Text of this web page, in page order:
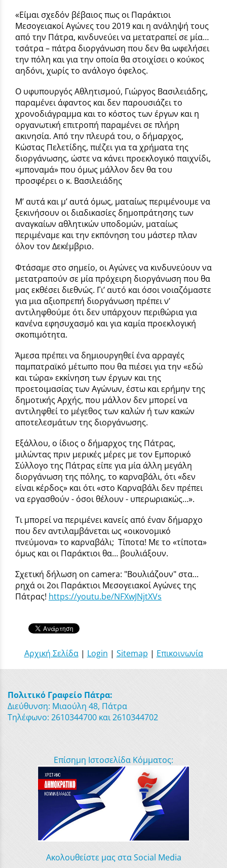
«Είμαι σχεδόν βέβαιος πως οι Παράκτιοι
Μεσογειακοί Αγώνες του 2019 και η ανάληψή τους
από την Πάτρα, κινδυνεύει να μετατραπεί σε μία…
τσάτρα – πάτρα διοργάνωση που δεν θα ωφελήσει
την πόλη και για την οποία θα στοιχίσει ο κούκος
αηδόνι, χωρίς το ανάλογο όφελος.
Ο υφυπουργός Αθλητισμού, Γιώργος Βασιλειάδης,
παραμένει άφαντος και δεν παρουσιάζει το
χρονοδιάγραμμα και το κόστος των έργων και η
οργανωτική επιτροπή παραμένει σε πλήρη
ακινησία. Από την πλευρά του, ο δήμαρχος,
Κώστας Πελετίδης, πιέζει για τα χρήματα της
διοργάνωσης, ώστε να κάνει προεκλογικό παιχνίδι,
«μποναμά» που όμως μάλλον δεν θα του
προσφέρει ο κ. Βασιλειάδης
Μ’ αυτά και μ’ αυτά όμως, ματαίως περιμένουμε να
ξεκινήσουν οι διαδικασίες δημοπράτησης των
αναγκαίων αθλητικών υποδομών, ματαίως
περιμέναμε και την εκπόνηση του μάστερ πλαν
όλον τον Δεκέμβριο.
Φτάσαμε στο σημείο, οι Αγώνες να κινδυνεύουν να
μετατραπούν σε μία πρόχειρη διοργάνωση που θα
μας εκθέσει διεθνώς. Γι’ αυτό και όσοι νοιαζόμαστε
για μια αξιοπρεπή διοργάνωση πρέπει ν’
αντιληφθούμε ότι δεν υπάρχουν περιθώρια για
κανένα εφησυχασμό και για καμία προεκλογική
σκοπιμότητα.
Άμεσα πρέπει να δημιουργηθεί ένα αρραγές
παμπατραϊκό μέτωπο που θα πιέσει για την «εδώ
και τώρα» εκκίνηση των έργων και της
προετοιμασίας των Αγώνων, έστω και ερήμην της
δημοτικής Αρχής, που μάλλον δεν μπορεί να
αντιληφθεί το μέγεθος των καλών ή των κακών
αποτελεσμάτων της διοργάνωσης.
Εξάλλου, ο ίδιος ο δήμαρχος της Πάτρας,
μιλώντας πριν μερικές μέρες με τον Εμπορικό
Σύλλογο της Πάτρας είπε για μία άλλη μεγάλη
διοργάνωση της πόλης, το καρναβάλι, ότι «δεν
είναι κέρδος» και ότι «στο Καρναβάλι δεν πρέπει
να εργασθούν - όσοι θέλουν - υπερωριακώς…».
Τι μπορεί να περιμένει κανείς από έναν δήμαρχο
που δεν αντιλαμβάνεται ως «οικονομικό
πνεύμονα» το καρναβάλι; Τίποτα! Με το «τίποτα»
όμως και οι Παράκτιοι θα… βουλιάξουν.
Σχετική δήλωση on camera: "Βουλιάζουν" στα...
ρηχά οι 2οι Παράκτιοι Μεσογειακοί Αγώνες της
Πάτρας! https://youtu.be/NFXwJNjtXVs
Αρχική Σελίδα| Login | Sitemap | Επικοινωνία
Πολιτικό Γραφείο Πάτρα:
Διεύθυνση: Μιαούλη 48, Πάτρα
Τηλέφωνο: 2610344700 και 2610344702
Επίσημη Ιστοσελίδα Κόμματος:
Ακολουθείστε μας στα Social Media